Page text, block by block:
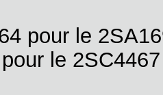
pour le
le 2SC4467